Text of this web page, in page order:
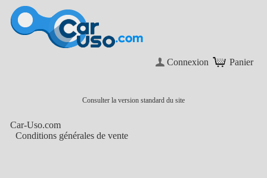
Panier
Connexion
Consulter la version standard du site
Car-Uso.com
Conditions générales de vente